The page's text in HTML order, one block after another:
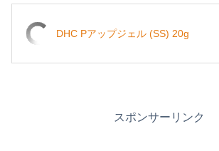
DHC Pアップジェル (SS) 20g
スポンサーリンク